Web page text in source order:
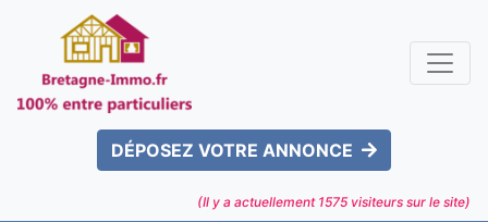
DÉPOSEZ VOTRE ANNONCE
(Il y a actuellement 1575 visiteurs sur le site)